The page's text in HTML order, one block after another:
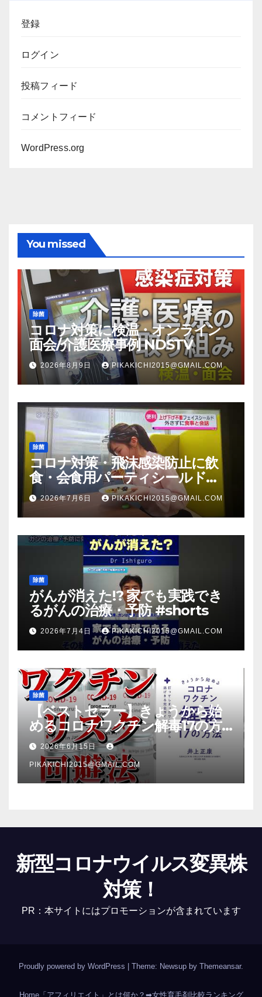
登録
ログイン
投稿フィード
コメントフィード
WordPress.org
You missed
除菌
コロナ対策に検温・オンライン
面会/介護医療事例 NDSTV
2026年8月9日 PIKAKICHI2015@GMAIL.COM
除菌
コロナ対策・飛沫感染防止に飲
食・会食用パーティシールド
（マスク会食代替品）ＦＢＣ福井
放送のＴＶ番組での紹介映像
2026年7月6日 PIKAKICHI2015@GMAIL.COM
除菌
がんが消えた!? 家でも実践でき
るがんの治療・予防 #shorts
2026年7月4日 PIKAKICHI2015@GMAIL.COM
除菌
【ベストセラー】きょうから始
めるコロナワクチン解毒17の方
法【本要約】
2026年6月15日
PIKAKICHI2015@GMAIL.COM
新型コロナウイルス変異株
対策！
PR：本サイトにはプロモーションが含まれています
Proudly powered by WordPress Theme: Newsup by Themeansar.
Home「アフィリエイト」とは何か？ ➡女性育毛剤比較ランキング